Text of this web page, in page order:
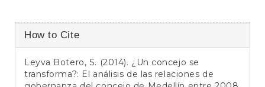
Article
Details
How to Cite
Leyva Botero, S. (2014). ¿Un concejo se
transforma?: El análisis de las relaciones de